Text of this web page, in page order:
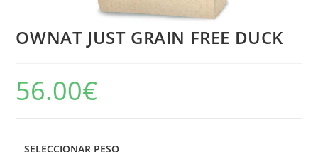
OWNAT JUST GRAIN FREE DUCK
56.00€
SELECCIONAR PESO